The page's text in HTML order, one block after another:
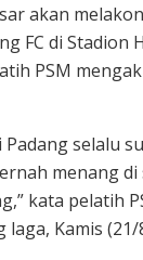
akan
FC di Stadion
PSM
selalu
menang
kata pelatih
Kamis (21/